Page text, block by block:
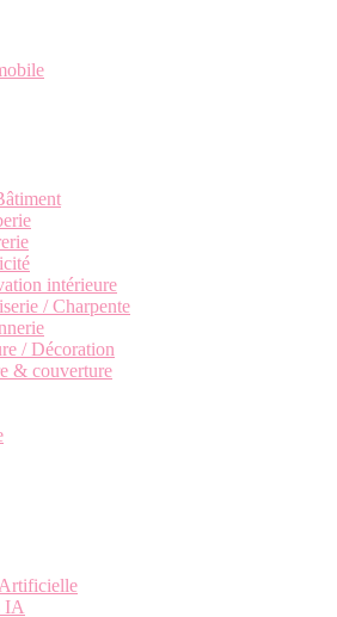
intérieure
/ Charpente
/ Décoration
& couverture
IA